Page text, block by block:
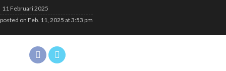
11 Februari 2025
posted on Feb. 11, 2025 at 3:53 pm